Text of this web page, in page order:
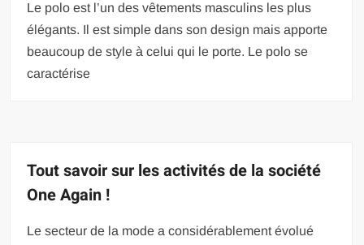
Le polo est l’un des vêtements masculins les plus
élégants. Il est simple dans son design mais apporte
beaucoup de style à celui qui le porte. Le polo se
caractérise
Tout savoir sur les activités de la société
One Again !
Le secteur de la mode a considérablement évolué